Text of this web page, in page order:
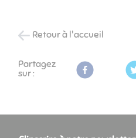
Retour à l'accueil
Partagez
sur :